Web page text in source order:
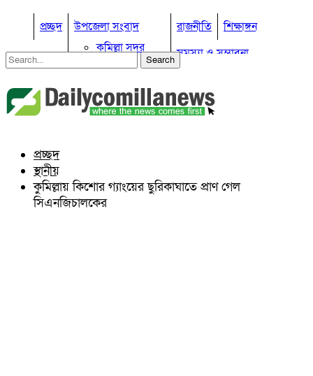
প্রচ্ছদ
উপজেলা সংবাদ
কুমিল্লা সদর
কুমিল্লা সদর দক্ষিণ
ব্রাহ্মণপাড়া
লাকসাম
লালমাই
দাউদকান্দি
রাজনীতি
শিক্ষাঙ্গন
সমস্যা ও সম্ভাবনা
কুমিল্লা ভোটের হাওয়া
কুমিল্লার ঐতিহ্য
প্রচ্ছদ
স্থানীয়
কুমিল্লায় কিশোর গ্যাংয়ের ছুরিকাঘাতে প্রাণ গেল
সিএনজিচালকের